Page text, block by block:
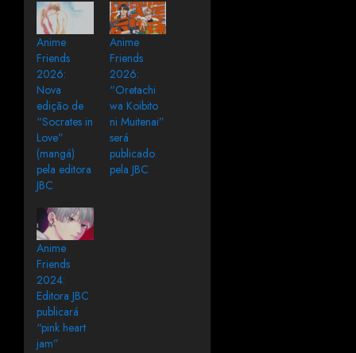
Anime
Friends
2026:
Nova
edição de
“Socrates in
Love”
(mangá)
pela editora
JBC
Anime
Friends
2026:
“Oretachi
wa Koibito
ni Muitenai”
será
publicado
pela JBC
Anime
Friends
2024:
Editora JBC
publicará
“pink heart
jam”